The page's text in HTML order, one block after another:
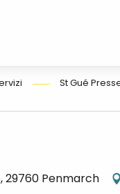
St Gué
29760 Penmarch